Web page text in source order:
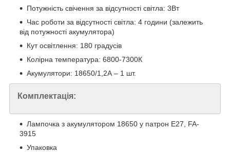
Потужність свічення за відсутності світла: 3Вт
Час роботи за відсутності світла: 4 години (залежить
від потужності акумулятора)
Кут освітлення: 180 градусів
Колірна температура: 6800-7300К
Акумулятори: 18650/1,2А – 1 шт.
Комплектація:
Лампочка з акумулятором 18650 у патрон E27, FA-
3915
Упаковка